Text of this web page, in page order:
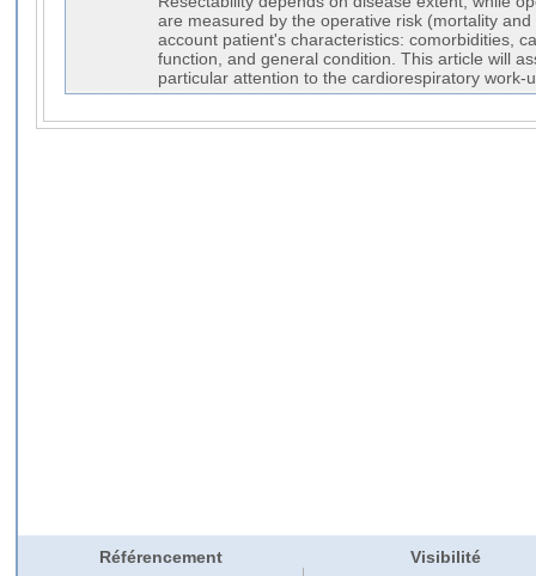
are measured by the operative risk (mortality
account patient's characteristics: comorbidities,
function, and general condition. This article will
particular attention to the cardiorespiratory work-
Référencement Visibilité